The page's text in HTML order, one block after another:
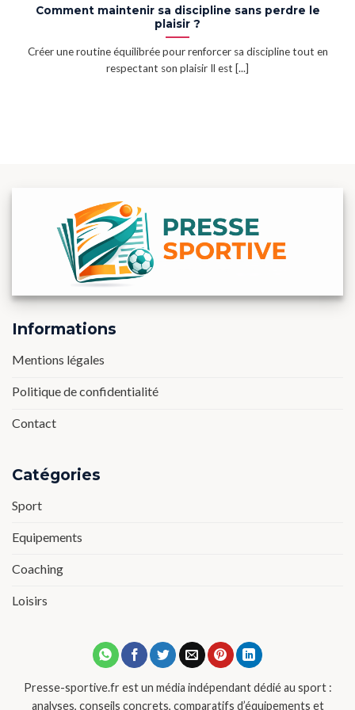
Comment maintenir sa discipline sans perdre le
plaisir ?
Créer une routine équilibrée pour renforcer sa discipline tout en
respectant son plaisir Il est [...]
Informations
Mentions légales
Politique de confidentialité
Contact
Catégories
Sport
Equipements
Coaching
Loisirs
Presse-sportive.fr est un média indépendant dédié au sport :
analyses, conseils concrets, comparatifs d’équipements et